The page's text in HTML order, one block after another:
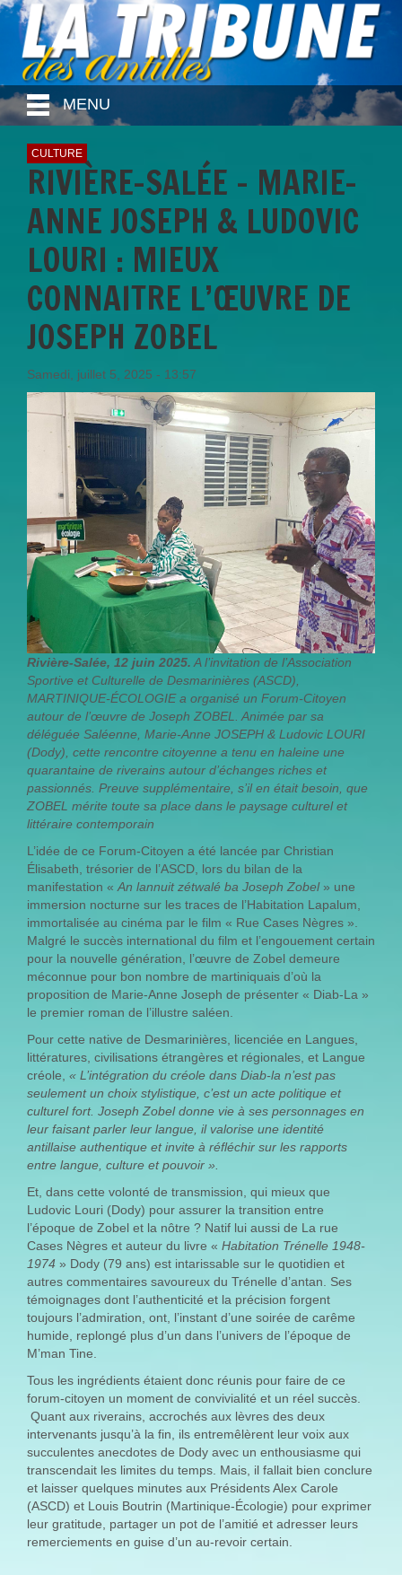
MENU
CULTURE
RIVIÈRE-SALÉE – MARIE-
ANNE JOSEPH & LUDOVIC
LOURI : MIEUX
CONNAITRE L’ŒUVRE DE
JOSEPH ZOBEL
Samedi, juillet 5, 2025 - 13:57
Rivière-Salée, 12 juin 2025. A l’invitation de l’Association
Sportive et Culturelle de Desmarinières (ASCD),
MARTINIQUE-ÉCOLOGIE a organisé un Forum-Citoyen
autour de l’œuvre de Joseph ZOBEL. Animée par sa
déléguée Saléenne, Marie-Anne JOSEPH & Ludovic LOURI
(Dody), cette rencontre citoyenne a tenu en haleine une
quarantaine de riverains autour d’échanges riches et
passionnés. Preuve supplémentaire, s’il en était besoin, que
ZOBEL mérite toute sa place dans le paysage culturel et
littéraire contemporain
L’idée de ce Forum-Citoyen a été lancée par Christian
Élisabeth, trésorier de l’ASCD, lors du bilan de la
manifestation « An lannuit zétwalé ba Joseph Zobel» une
immersion nocturne sur les traces de l’Habitation Lapalum,
immortalisée au cinéma par le film « Rue Cases Nègres ».
Malgré le succès international du film et l’engouement certain
pour la nouvelle génération, l’œuvre de Zobel demeure
méconnue pour bon nombre de martiniquais d’où la
proposition de Marie-Anne Joseph de présenter « Diab-La »
le premier roman de l’illustre saléen.
Pour cette native de Desmarinières, licenciée en Langues,
littératures, civilisations étrangères et régionales, et Langue
créole, « L’intégration du créole dans Diab-la n’est pas
seulement un choix stylistique, c’est un acte politique et
culturel fort. Joseph Zobel donne vie à ses personnages en
leur faisant parler leur langue, il valorise une identité
antillaise authentique et invite à réfléchir sur les rapports
entre langue, culture et pouvoir ».
Et, dans cette volonté de transmission, qui mieux que
Ludovic Louri (Dody) pour assurer la transition entre
l’époque de Zobel et la nôtre ? Natif lui aussi de La rue
Cases Nègres et auteur du livre « Habitation Trénelle 1948-
1974 » Dody (79 ans) est intarissable sur le quotidien et
autres commentaires savoureux du Trénelle d’antan. Ses
témoignages dont l’authenticité et la précision forgent
toujours l’admiration, ont, l’instant d’une soirée de carême
humide, replongé plus d’un dans l’univers de l’époque de
M’man Tine.
Tous les ingrédients étaient donc réunis pour faire de ce
forum-citoyen un moment de convivialité et un réel succès.
Quant aux riverains, accrochés aux lèvres des deux
intervenants jusqu’à la fin, ils entremêlèrent leur voix aux
succulentes anecdotes de Dody avec un enthousiasme qui
transcendait les limites du temps. Mais, il fallait bien conclure
et laisser quelques minutes aux Présidents Alex Carole
(ASCD) et Louis Boutrin (Martinique-Écologie) pour exprimer
leur gratitude, partager un pot de l’amitié et adresser leurs
remerciements en guise d’un au-revoir certain.